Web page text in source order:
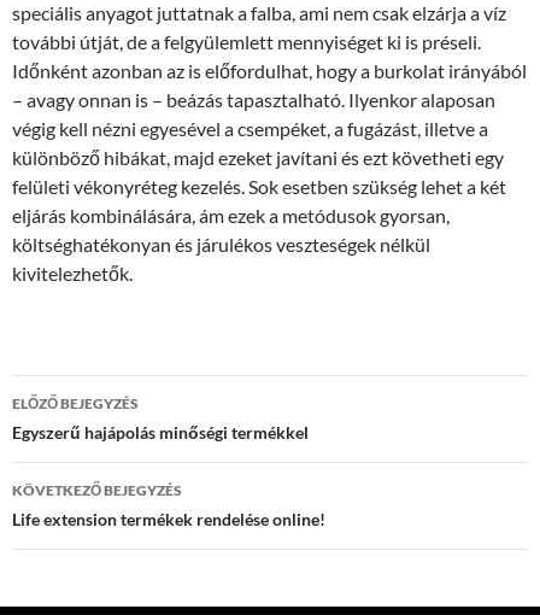
speciális anyagot juttatnak a falba, ami nem csak elzárja a víz
további útját, de a felgyülemlett mennyiséget ki is préseli.
Időnként azonban az is előfordulhat, hogy a burkolat irányából
– avagy onnan is – beázás tapasztalható. Ilyenkor alaposan
végig kell nézni egyesével a csempéket, a fugázást, illetve a
különböző hibákat, majd ezeket javítani és ezt követheti egy
felületi vékonyréteg kezelés. Sok esetben szükség lehet a két
eljárás kombinálására, ám ezek a metódusok gyorsan,
költséghatékonyan és járulékos veszteségek nélkül
kivitelezhetők.
Bejegyzés
navigáció
ELŐZŐ BEJEGYZÉS
Egyszerű hajápolás minőségi termékkel
KÖVETKEZŐ BEJEGYZÉS
Life extension termékek rendelése online!